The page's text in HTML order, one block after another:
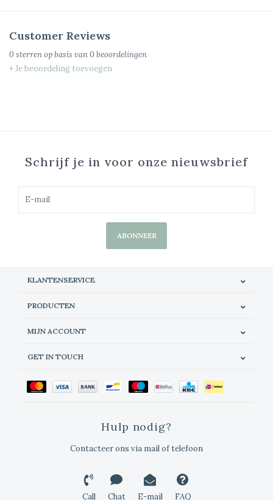
Customer Reviews
0 sterren op basis van0 beoordelingen
+ Je beoordeling toevoegen
Schrijf je in voor onze nieuwsbrief
ABONNEER
KLANTENSERVICE
PRODUCTEN
MIJN ACCOUNT
GET IN TOUCH
Hulp nodig?
Contacteer ons via mail of telefoon
Call Chat E-mail FAQ